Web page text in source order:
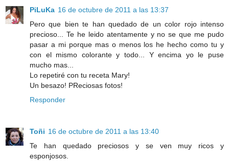
PiLuKa 16 de octubre de 2011 a las 13:37
Pero que bien te han quedado de un color rojo intenso
precioso... Te he leido atentamente y no se que me pudo
pasar a mi porque mas o menos los he hecho como tu y
con el mismo colorante y todo... Y encima yo le puse
mucho mas...
Lo repetiré con tu receta Mary!
Un besazo! PReciosas fotos!
Responder
Toñi 16 de octubre de 2011 a las 13:40
Te han quedado preciosos y se ven muy ricos y
esponjosos.